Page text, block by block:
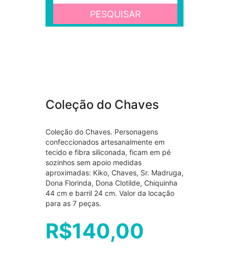
PESQUISAR
Coleção do Chaves
Coleção do Chaves. Personagens
confeccionados artesanalmente em
tecido e fibra siliconada, ficam em pé
sozinhos sem apoio medidas
aproximadas: Kiko, Chaves, Sr. Madruga,
Dona Florinda, Dona Clotilde, Chiquinha
44 cm e barril 24 cm. Valor da locação
para as 7 peças.
R$140,00